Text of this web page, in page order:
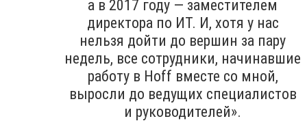
а в 2017 году — заместителем
директора по ИТ. И, хотя у нас
нельзя дойти до вершин за пару
недель, все сотрудники, начинавшие
работу в Hoff вместе со мной,
выросли до ведущих специалистов
и руководителей».